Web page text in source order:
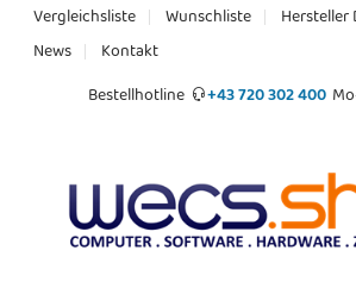
Vergleichsliste Wunschliste
Hersteller
News
Kontakt
Bestellhotline
+43 720 302 400